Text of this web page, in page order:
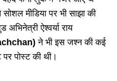
मीडिया पर भी साझा की
ऐश्वर्या राय
ने भी इस जश्न की कई
पोस्ट की थी।